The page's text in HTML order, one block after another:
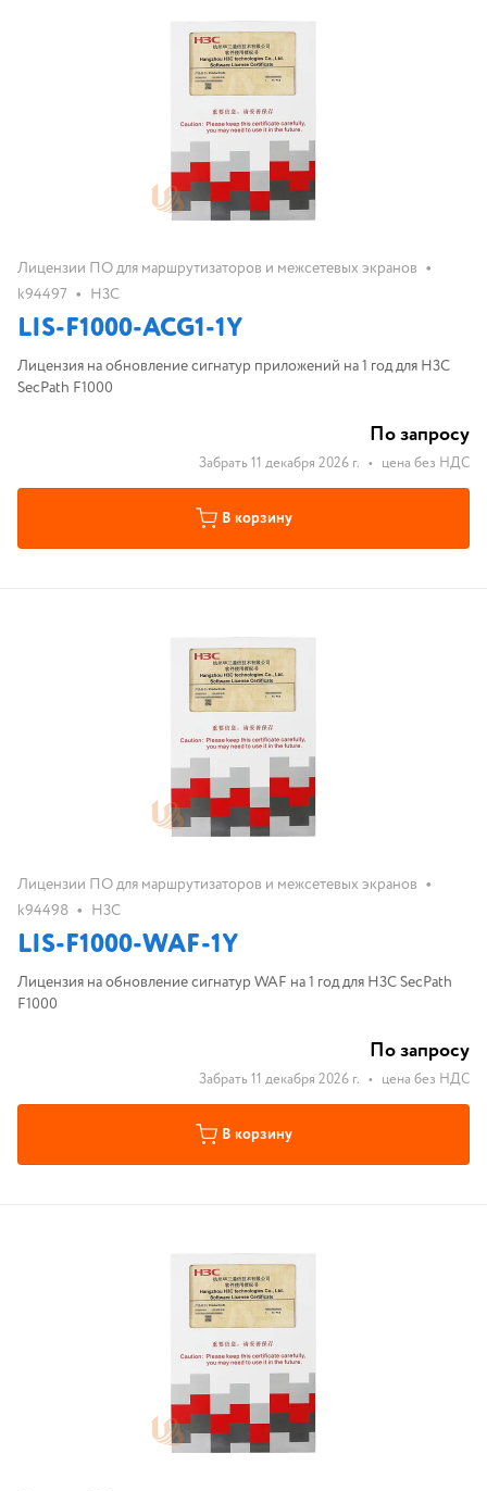
Лицензии ПО для маршрутизаторов и межсетевых экранов •
k94497 • H3C
LIS-F1000-ACG1-1Y
Лицензия на обновление сигнатур приложений на 1 год для H3C
SecPath F1000
По запросу
Забрать 11 декабря 2026 г. • цена без НДС
В корзину
Лицензии ПО для маршрутизаторов и межсетевых экранов •
k94498 • H3C
LIS-F1000-WAF-1Y
Лицензия на обновление сигнатур WAF на 1 год для H3C SecPath
F1000
По запросу
Забрать 11 декабря 2026 г. • цена без НДС
В корзину